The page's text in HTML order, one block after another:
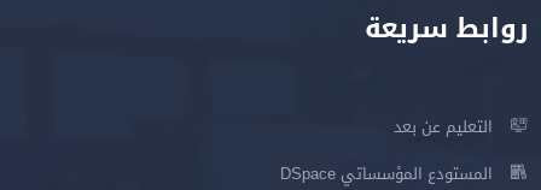
روابط سريعة
التعليم عن بعد
المستودع المؤسساتي DSpace